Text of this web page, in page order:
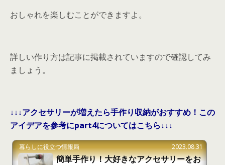
おしゃれを楽しむことができますよ。
詳しい作り方は記事に掲載されていますので確認してみ
ましょう。
↓↓↓アクセサリーが増えたら手作り収納がおすすめ！この
アイデアを参考にpart4についてはこちら↓↓↓
暮らしに役立つ情報局 2023.08.31
簡単手作り！大好きなアクセサリーをお